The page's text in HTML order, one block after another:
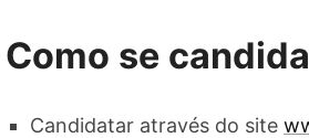
Como se
Candidatar através do site